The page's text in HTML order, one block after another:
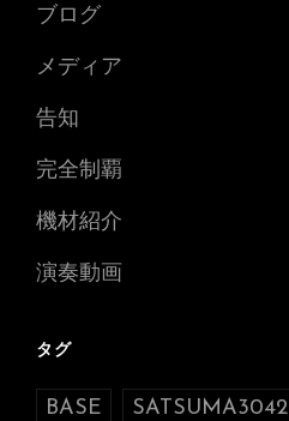
ブログ
メディア
告知
完全制覇
機材紹介
演奏動画
タグ
BASE SATSUMA3042